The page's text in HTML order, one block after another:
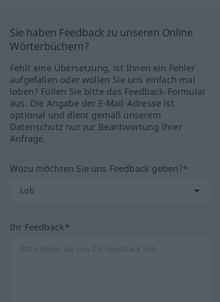
Sie haben Feedback zu unseren Online
Wörterbüchern?
Fehlt eine Übersetzung, ist Ihnen ein Fehler
aufgefallen oder wollen Sie uns einfach mal
loben? Füllen Sie bitte das Feedback-Formular
aus. Die Angabe der E-Mail-Adresse ist
optional und dient gemäß unserem
Datenschutz nur zur Beantwortung Ihrer
Anfrage.
Wozu möchten Sie uns Feedback geben?*
Ihr Feedback*